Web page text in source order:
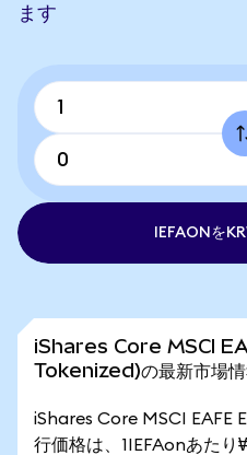
ます
IEFAONを
iShares Core MSCI
Tokenized)の最新市場情
iShares Core MSCI EAFE
行価格は、1IEFAonあた